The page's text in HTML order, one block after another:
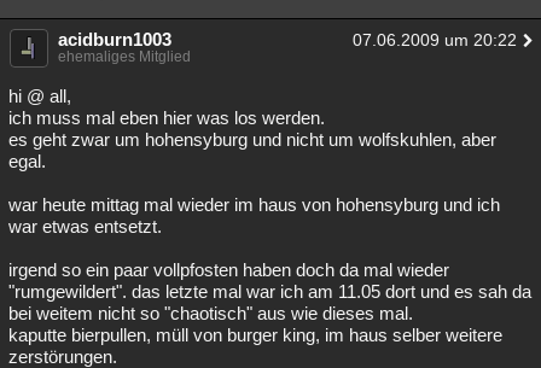
acidburn1003 07.06.2009 um 20:22
ehemaliges Mitglied
hi @ all,
ich muss mal eben hier was los werden.
es geht zwar um hohensyburg und nicht um wolfskuhlen, aber
egal.
war heute mittag mal wieder im haus von hohensyburg und ich
war etwas entsetzt.
irgend so ein paar vollpfosten haben doch da mal wieder
"rumgewildert". das letzte mal war ich am 11.05 dort und es sah da
bei weitem nicht so "chaotisch" aus wie dieses mal.
kaputte bierpullen, müll von burger king, im haus selber weitere
zerstörungen.